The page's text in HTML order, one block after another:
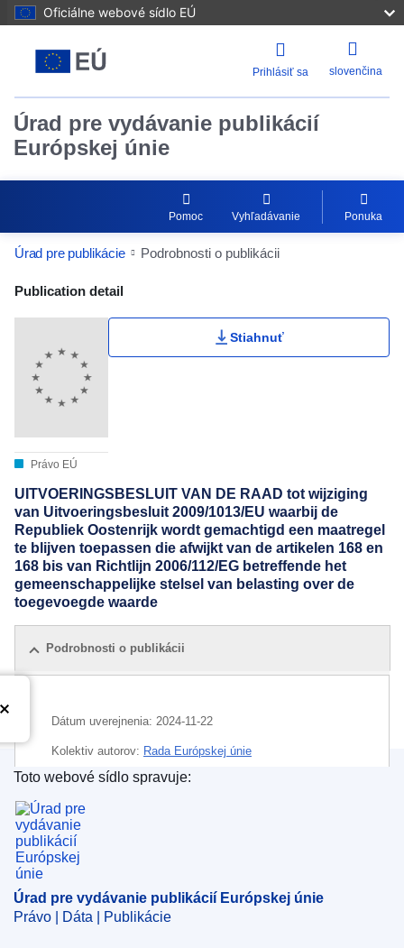
Oficiálne webové sídlo EÚ
Prihlásiť sa slovenčina
Úrad pre vydávanie publikácií
Európskej únie
Pomoc Vyhľadávanie Ponuka
Úrad pre publikácie Podrobnosti o publikácii
Publication Detail Actions Portlet
Publication detail
Právo EÚ
Stiahnuť
UITVOERINGSBESLUIT VAN DE RAAD tot wijziging
van Uitvoeringsbesluit 2009/1013/EU waarbij de
Republiek Oostenrijk wordt gemachtigd een maatregel
te blijven toepassen die afwijkt van de artikelen 168 en
168 bis van Richtlijn 2006/112/EG betreffende het
gemeenschappelijke stelsel van belasting over de
toegevoegde waarde
Podrobnosti o publikácii
Dátum uverejnenia: 2024-11-22
Kolektiv autorov: Rada Európskej únie
IMMC : ST 15267 2024 INIT
Úrad pre vydávanie publikácií Európskej únie
Toto webové sídlo spravuje:
Úrad pre vydávanie publikácií Európskej únie
Právo | Dáta | Publikácie